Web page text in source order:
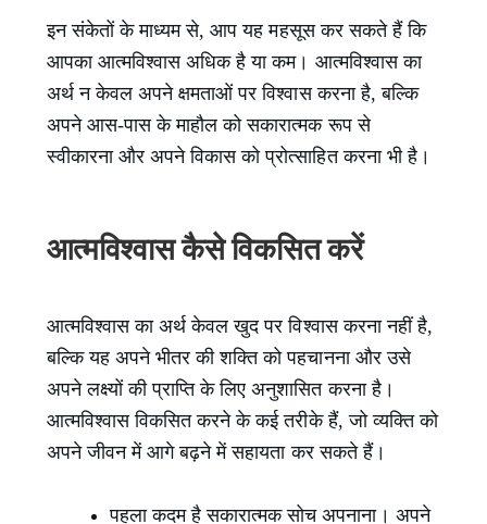
इन संकेतों के माध्यम से, आप यह महसूस कर सकते हैं कि
आपका आत्मविश्वास अधिक है या कम। आत्मविश्वास का
अर्थ न केवल अपने क्षमताओं पर विश्वास करना है, बल्कि
अपने आस-पास के माहौल को सकारात्मक रूप से
स्वीकारना और अपने विकास को प्रोत्साहित करना भी है।
आत्मविश्वास कैसे विकसित करें
आत्मविश्वास का अर्थ केवल खुद पर विश्वास करना नहीं है,
बल्कि यह अपने भीतर की शक्ति को पहचानना और उसे
अपने लक्ष्यों की प्राप्ति के लिए अनुशासित करना है।
आत्मविश्वास विकसित करने के कई तरीके हैं, जो व्यक्ति को
अपने जीवन में आगे बढ़ने में सहायता कर सकते हैं।
पहला कदम है सकारात्मक सोच अपनाना। अपने